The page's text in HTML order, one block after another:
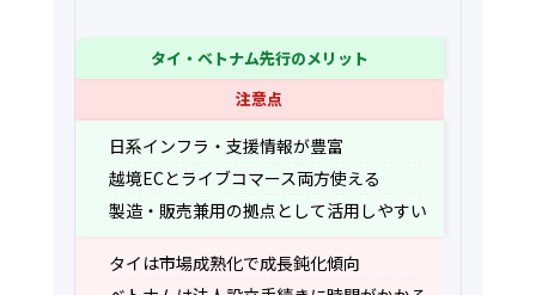
タイ・ベトナム先行のメリット
注意点
日系インフラ・支援情報が豊富
越境ECとライブコマース両方使える
製造・販売兼用の拠点として活用しやすい
タイは市場成熟化で成長鈍化傾向